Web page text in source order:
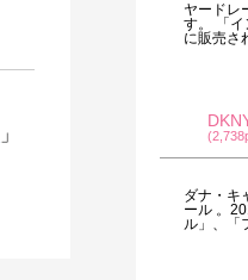
」
ヤードレ
す。 「
に販売さ
ダナ・キ
ール 。
ル」、「